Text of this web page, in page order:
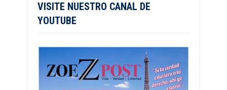
VISITE NUESTRO CANAL DE
YOUTUBE